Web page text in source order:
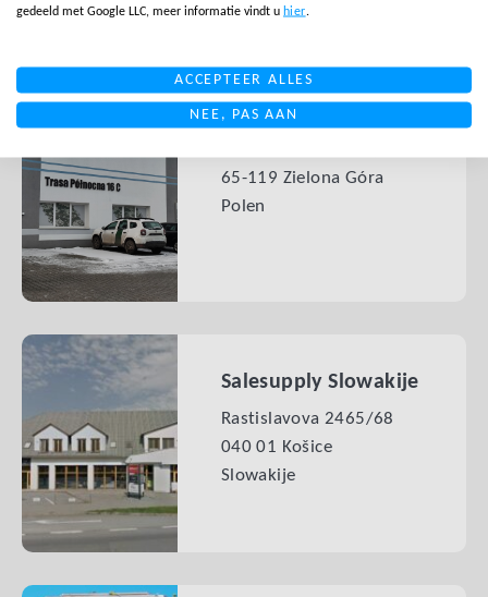
Salesupply Polen
65-119 Zielona Góra
Polen
Salesupply Slowakije
Rastislavova 2465/68
040 01 Košice
Slowakije
gedeeld met Google LLC, meer informatie vindt u hier.
ACCEPTEER ALLES
NEE, PAS AAN